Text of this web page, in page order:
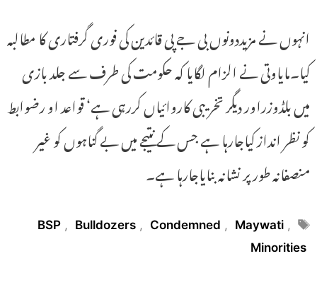
انہوں نے مزیددونوں بی جے پی قائدین کی فوری گرفتاری کا مطالبہ
کیا۔مایاوتی نے الزام لگایا کہ حکومت کی طرف سے جلد بازی
میں بلڈوزراور دیگر تخریبی کاروائیاں کررہی ہے‘ قواعد او رضوابط
کو نظر انداز کیاجارہا ہے جس کے نتیجے میں بے گناہوں کو غیر
منصفانہ طور پر نشانہ بنایاجارہا ہے۔
Tags
BSP , Bulldozers , Condemned , Maywati ,
Minorities